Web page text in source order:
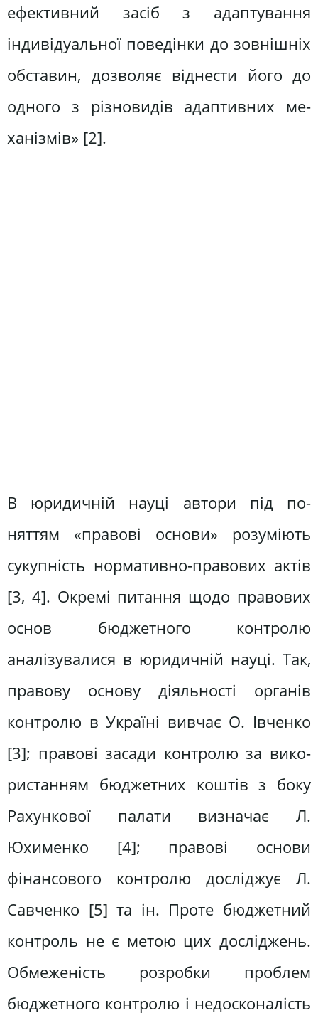
ефективний засіб з адаптування
індивідуальної поведінки до зовніш­ніх
обставин, дозволяє віднести його до
одного з різновидів адаптивних ме­
ханізмів» [2].
В юридичній науці автори під по­
няттям «правові основи» розуміють
сукупність нормативно-правових ак­тів
[3, 4]. Окремі питання щодо право­вих
основ бюджетного контролю
аналізувалися в юридичній науці. Так,
правову основу діяльності органів
контролю в Україні вивчає О. Івченко
[3]; правові засади контролю за вико­
ристанням бюджетних коштів з боку
Рахункової палати визначає Л.
Юхименко [4]; правові основи
фінансового контролю досліджує Л.
Савченко [5] та ін. Проте бюджетний
контроль не є ме­тою цих досліджень.
Обмеженість роз­робки проблем
бюджетного контролю і недосконалість